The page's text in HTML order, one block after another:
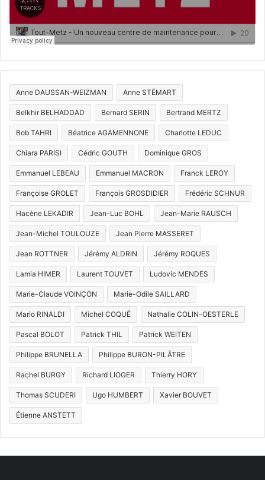
Anne DAUSSAN-WEIZMAN Anne STÉMART
Belkhir BELHADDAD Bernard SERIN Bertrand MERTZ
Bob TAHRI Béatrice AGAMENNONE Charlotte LEDUC
Chiara PARISI Cédric GOUTH Dominique GROS
Emmanuel LEBEAU Emmanuel MACRON Franck LEROY
Françoise GROLET François GROSDIDIER Frédéric SCHNUR
Hacène LEKADIR Jean-Luc BOHL Jean-Marie RAUSCH
Jean-Michel TOULOUZE Jean Pierre MASSERET
Jean ROTTNER Jérémy ALDRIN Jérémy ROQUES
Lamia HIMER Laurent TOUVET Ludovic MENDES
Marie-Claude VOINÇON Marie-Odile SAILLARD
Mario RINALDI Michel COQUÉ Nathalie COLIN-OESTERLE
Pascal BOLOT Patrick THIL Patrick WEITEN
Philippe BRUNELLA Philippe BURON-PILÂTRE
Rachel BURGY Richard LIOGER Thierry HORY
Thomas SCUDERI Ugo HUMBERT Xavier BOUVET
Étienne ANSTETT